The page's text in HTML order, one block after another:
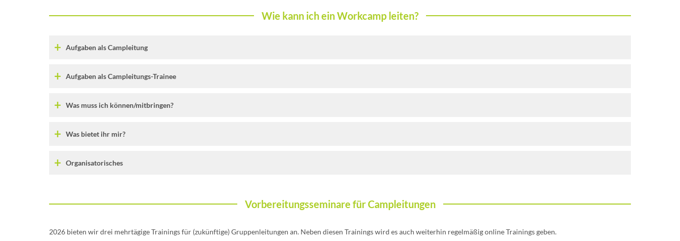
Wie kann ich ein Workcamp leiten?
Aufgaben als Campleitung
Aufgaben als Campleitungs-Trainee
Was muss ich können/mitbringen?
Was bietet ihr mir?
Organisatorisches
Vorbereitungsseminare für Campleitungen
2026 bieten wir drei mehrtägige Trainings für (zukünftige) Gruppenleitungen an. Neben diesen Trainings wird es auch weiterhin regelmäßig online Trainings geben.